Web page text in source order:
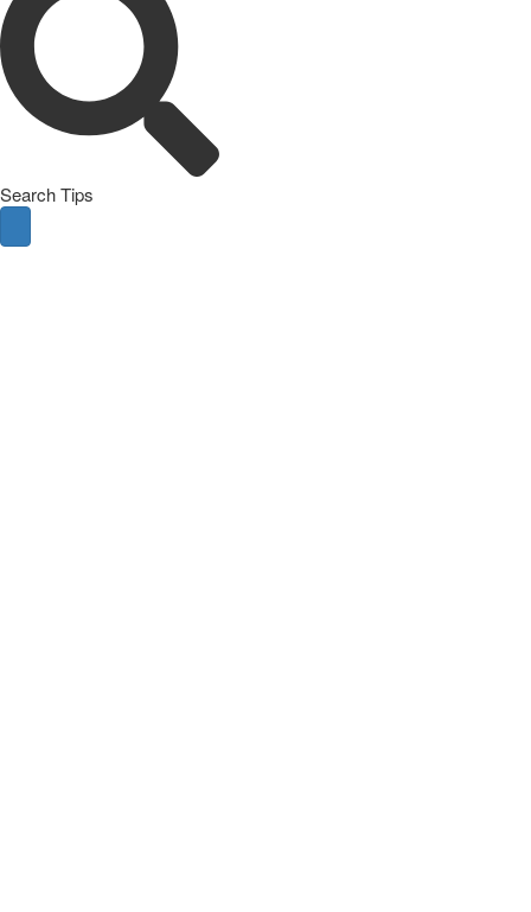
Search Tips